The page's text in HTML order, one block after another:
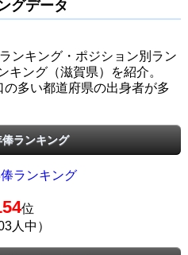
グデータ
ンキング・ポジション別ラン
キング（滋賀県）を紹介。
多い都道府県の出身者が多
ランキング
ランキング
位
人中）